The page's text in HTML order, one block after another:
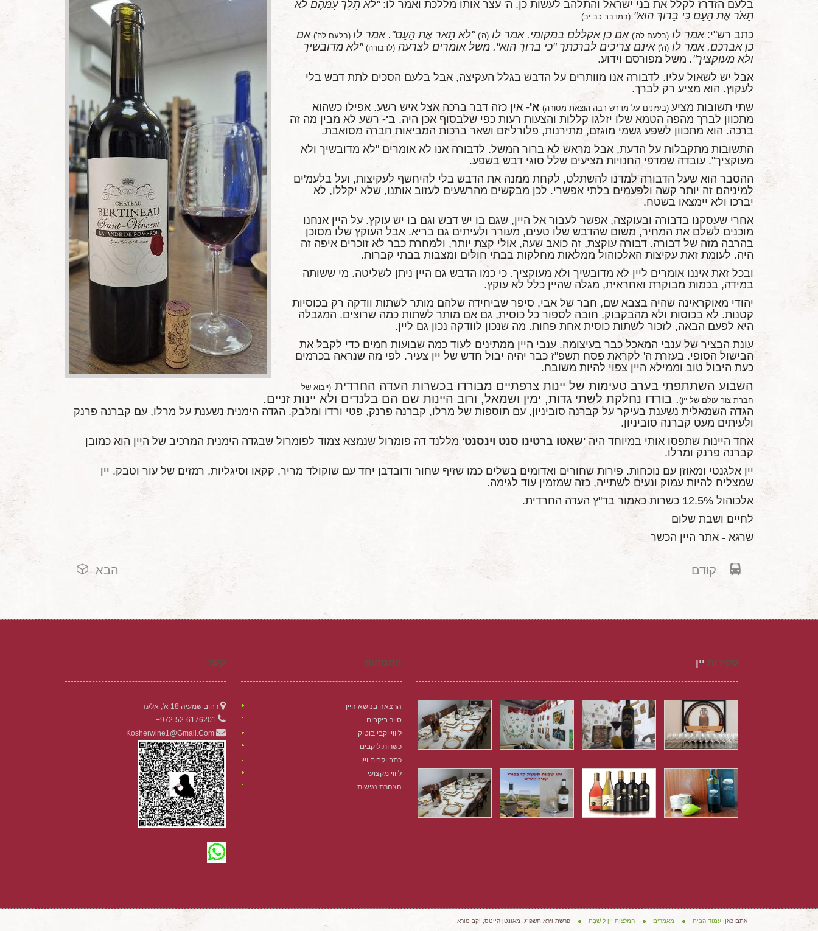
בלעם הזדרז לקלל את בני ישראל והתלהב לעשות כן. ה' עצר אותו מללכת ואמר לו:"לֹא תֵלֵךְ עִמָּהֶם לֹא
תָאֹר אֶת הָעָם כִּי בָרוּךְ הוּא" (במדבר כב יב).
כתב רש"י:אמר לו (בלעם לה') אם כן אקללם במקומי. אמר לו (ה') "לֹא תָאֹר אֶת הָעָם". אמר לו (בלעם לה') אם
כן אברכם. אמר לו (ה') אינם צריכים לברכתך "כי ברוך הוא". משל אומרים לצרעה (לדבורה) "לא מדובשיך
ולא מעוקציך". משל מפורסם וידוע.
אבל יש לשאול עליו. לדבורה אנו מוותרים על הדבש בגלל העקיצה, אבל בלעם הסכים לתת דבש בלי
לעקוץ. הוא מציע רק לברך.
שתי תשובות מציע (בעיונים על מדרש רבה הוצאת מסורה) א'- אין כזה דבר ברכה אצל איש רשע. אפילו כשהוא
מתכוון לברך מהפה הטמא שלו יזלגו קללות והצעות רעות כפי שלבסוף אכן היה. ב'- רשע לא מבין מה זה
ברכה. הוא מתכוון לשפע גשמי מוגזם, מתירנות, פלורליזם ושאר ברכות המביאות חברה מסואבת.
התשובות מתקבלות על הדעת, אבל מראש לא ברור המשל. לדבורה אנו לא אומרים "לא מדובשיך ולא
מעוקציך". עובדה שמדפי החנויות מציעים שלל סוגי דבש בשפע.
ההסבר הוא שעל הדבורה למדנו להשתלט, לקחת ממנה את הדבש בלי להיחשף לעקיצות, ועל בלעמ'ים
למיניהם זה יותר קשה ולפעמים בלתי אפשרי. לכן מבקשים מהרשעים לעזוב אותנו, שלא יקללו, לא
יברכו ולא יימצאו בשטח.
אחרי שעסקנו בדבורה ובעוקצה, אפשר לעבור אל היין, שגם בו יש דבש וגם בו יש עוקץ. על היין אנחנו
מוכנים לשלם את המחיר, משום שהדבש שלו טעים, מעורר ולעיתים גם בריא. אבל העוקץ שלו מסוכן
בהרבה מזה של דבורה. דבורה עוקצת, זה כואב שעה, אולי קצת יותר, ולמחרת כבר לא זוכרים איפה זה
היה. לעומת זאת עקיצות האלכוהול ממלאות מחלקות בבתי חולים ומצבות בבתי קברות.
ובכל זאת איננו אומרים ליין לא מדובשיך ולא מעוקציך. כי כמו הדבש גם היין ניתן לשליטה. מי ששותה
במידה, בכמות מבוקרת ואחראית, מגלה שהיין כלל לא עוקץ.
יהודי מאוקראינה שהיה בצבא שם, חבר של אבי, סיפר שביחידה שלהם מותר לשתות וודקה רק בכוסיות
קטנות. לא בכוסות ולא מהבקבוק. חובה לספור כל כוסית, גם אם מותר לשתות כמה שרוצים. המגבלה
היא לפעם הבאה, לזכור לשתות כוסית אחת פחות. מה שנכון לוודקה נכון גם ליין.
עונת הבציר של ענבי המאכל כבר בעיצומה. ענבי היין ממתינים לעוד כמה שבועות חמים כדי לקבל את
הבישול הסופי. בעזרת ה' לקראת פסח תשפ"ז כבר יהיה יבול חדש של יין צעיר. לפי מה שנראה בכרמים
כעת היבול טוב וממילא היין צפוי להיות משובח.
השבוע השתתפתי בערב טעימות של יינות צרפתיים מבורדו בכשרות העדה החרדית (ייבוא של
חברת צור עולם של יין). בורדו נחלקת לשתי גדות, ימין ושמאל, ורוב היינות שם הם בלנדים ולא יינות זניים.
הגדה השמאלית נשענת בעיקר על קברנה סוביניון, עם תוספות של מרלו, קברנה פרנק, פטי ורדו ומלבק. הגדה הימנית נשענת על מרלו, עם קברנה פרנק
ולעיתים מעט קברנה סוביניון.
אחד היינות שתפסו אותי במיוחד היה 'שאטו ברטינו סנט וינסנט' מללנד דה פומרול שנמצא צמוד לפומרול שבגדה הימנית המרכיב של היין הוא כמובן
קברנה פרנק ומרלו.
יין אלגנטי ומאוזן עם נוכחות. פירות שחורים ואדומים בשלים כמו שזיף שחור ודובדבן יחד עם שוקולד מריר, קקאו וסיגליות, רמזים של עור וטבק. יין
שמצליח להיות עמוק ונעים לשתייה, כזה שמזמין עוד לגימה.
אלכוהול 12.5% כשרות כאמור בד"ץ העדה החרדית.
לחיים ושבת שלום
שרגא - אתר היין הכשר
קודם הבא
סקירות יין התמחות
הרצאה בנושא היין
סיור ביקבים
ליווי יקבי בוטיק
כשרות ליקבים
כתב יקבים ויין
ליווי מקצועי
הצהרת נגישות
קשר
רחוב שמעיה 18 א', אלעד
972-52-6176201+
Kosherwine1@gmail.com
אתם כאן: עמוד הבית מאמרים המלצות יין לְ שַׁבָּת פרשת וירא תשפ"ג, מאונטן הייטס, יקב טורא.